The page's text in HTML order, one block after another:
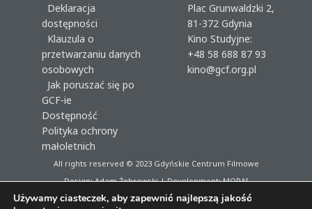
Deklaracja
dostępności
Klauzula o
przetwarzaniu danych
osobowych
Jak poruszać się po
GCF-ie
Dostępność
Polityka ochrony
małoletnich
Plac Grunwaldzki 2,
81-372 Gdynia
Kino Studyjne:
+48 58 688 87 93
kino@gcf.org.pl
All rights reserved © 2023Gdyńskie Centrum Filmowe
Design: Adam Żebrowski | Development:MORAI
Używamy ciasteczek, aby zapewnić najlepszą jakość